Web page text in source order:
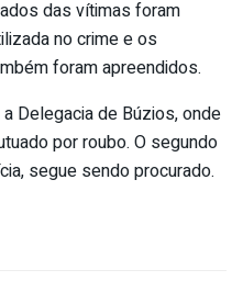
das vítimas foram
no crime e os
foram apreendidos.
Delegacia de Búzios, onde
por roubo. O segundo
segue sendo procurado.